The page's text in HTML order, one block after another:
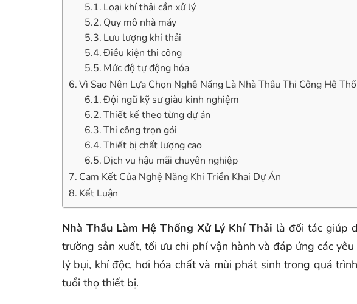
Loại khí thải cần xử lý
Quy mô nhà máy
Lưu lượng khí thải
Điều kiện thi công
Mức độ tự động hóa
Vì Sao Nên Lựa Chọn Nghệ Năng Là Nhà Thầu Thi Công Hệ
Đội ngũ kỹ sư giàu kinh nghiệm
Thiết kế theo từng dự án
Thi công trọn gói
Thiết bị chất lượng cao
Dịch vụ hậu mãi chuyên nghiệp
Cam Kết Của Nghệ Năng Khi Triển Khai Dự Án
Kết Luận
Nhà Thầu Làm Hệ Thống Xử Lý Khí Thải là đối tác giúp
trường sản xuất, tối ưu chi phí vận hành và đáp ứng các
lý bụi, khí độc, hơi hóa chất và mùi phát sinh trong quá
tuổi thọ thiết bị.